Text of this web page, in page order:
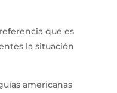
que es
la situación
americanas